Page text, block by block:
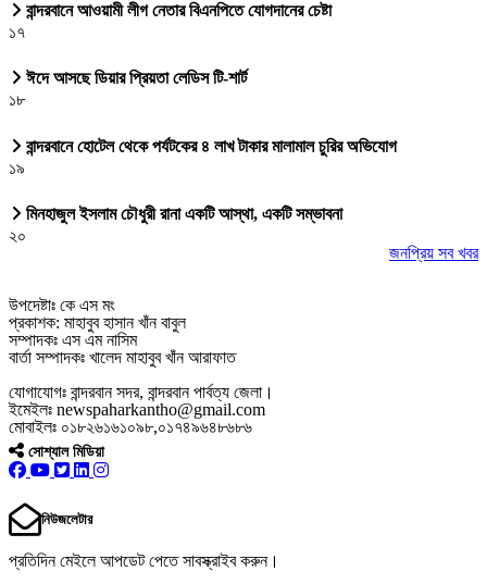
বান্দরবানে আওয়ামী লীগ নেতার বিএনপিতে যোগদানের চেষ্টা
১৭
ঈদে আসছে ডিয়ার প্রিয়তা লেডিস টি-শার্ট
১৮
বান্দরবানে হোটেল থেকে পর্যটকের ৪ লাখ টাকার মালামাল চুরির অভিযোগ
১৯
মিনহাজুল ইসলাম চৌধুরী রানা একটি আস্থা, একটি সম্ভাবনা
২০
জনপ্রিয় সব খবর
উপদেষ্টাঃ কে এস মং
প্রকাশক: মাহাবুব হাসান খাঁন বাবুল
সম্পাদকঃ এস এম নাসিম
বার্তা সম্পাদকঃ খালেদ মাহাবুব খাঁন আরাফাত
যোগাযোগঃ বান্দরবান সদর, বান্দরবান পার্বত্য জেলা।
ইমেইলঃ newspaharkantho@gmail.com
মোবাইলঃ ০১৮২৬১৬১০৯৮,০১৭৪৯৬৪৮৬৮৬
সোশ্যাল মিডিয়া
নিউজলেটার
প্রতিদিন মেইলে আপডেট পেতে সাবস্ক্রাইব করুন।